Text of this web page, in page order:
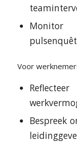
Voor
Bespreek